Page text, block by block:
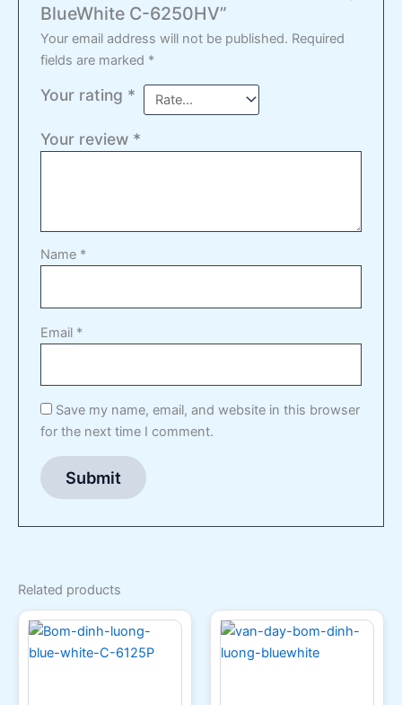
BlueWhite C-6250HV”
Your email address will not be published. Required
fields are marked *
Your rating *
Your review *
Name *
Email *
Save my name, email, and website in this browser
for the next time I comment.
Related products